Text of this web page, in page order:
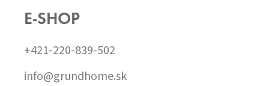
E-SHOP
+421-220-839-502
info@grundhome.sk